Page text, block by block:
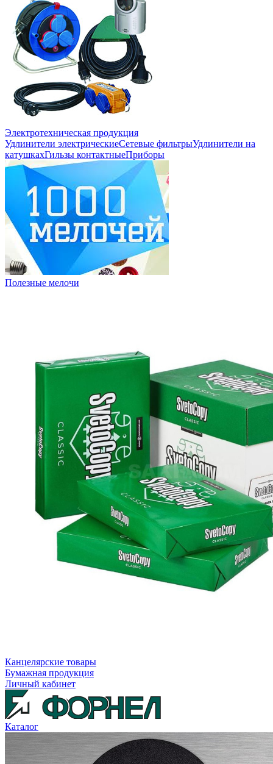
Электротехническая продукция
Удлинители электрическиеСетевые фильтрыУдлинители на
катушкахГильзы контактныеПриборы
Полезные мелочи
Канцелярские товары
Бумажная продукция
Личный кабинет
Каталог